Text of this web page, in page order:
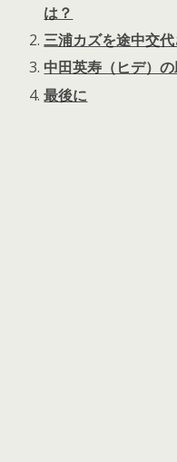
は？
三浦カズを途中交
中田英寿（ヒデ）
最後に